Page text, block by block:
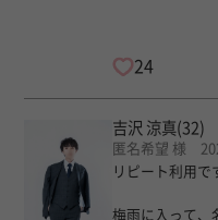
24
吉沢 涼真(32)
匿名希望 様
リピート利用で
梅雨に入って、